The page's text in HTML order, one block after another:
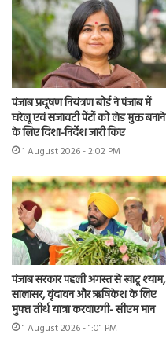
पंजाब प्रदूषण नियंत्रण बोर्ड ने पंजाब में
घरेलू एवं सजावटी पेंटों को लेड मुक्त बनाने
के लिए दिशा-निर्देश जारी किए
1 August 2026 - 2:02 PM
पंजाब सरकार पहली अगस्त से खाटू श्याम,
सालासर, वृंदावन और ऋषिकेश के लिए
मुफ्त तीर्थ यात्रा करवाएगी- सीएम मान
1 August 2026 - 1:01 PM